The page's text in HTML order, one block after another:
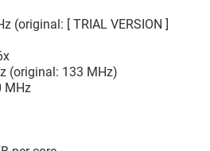
(original: [ TRIAL VERSION ]
(original: 133 MHz)
MHz